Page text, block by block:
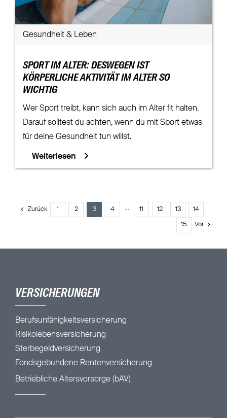
Gesundheit & Leben
SPORT IM ALTER: DESWEGEN IST
KÖRPERLICHE AKTIVITÄT IM ALTER SO
WICHTIG
Wer Sport treibt, kann sich auch im Alter fit halten.
Darauf solltest du achten, wenn du mit Sport etwas
für deine Gesundheit tun willst.
Weiterlesen
Zurück 1 2 3 4 ··· 11 12 13 14
15 Vor
VERSICHERUNGEN
Berufsunfähigkeitsversicherung
Risikolebensversicherung
Sterbegeldversicherung
Fondsgebundene Rentenversicherung
Betriebliche Altersvorsorge (bAV)